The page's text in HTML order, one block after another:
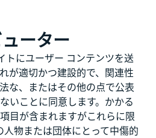
ーター
トにユーザー コンテンツを送
が適切かつ建設的で、関連性
な、またはその他の点で公表
いことに同意します。かかる
目が含まれますがこれらに限
物または団体にとって中傷的